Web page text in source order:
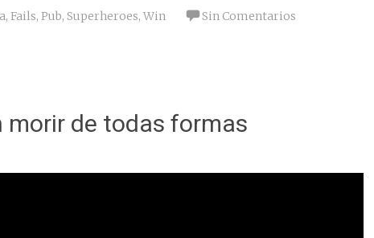
, Fails, Pub, Superheroes, Win Sin Comentarios
morir de todas formas